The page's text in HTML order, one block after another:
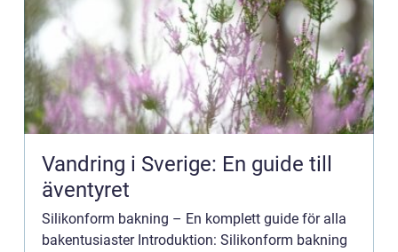
Vandring i Sverige: En guide till
äventyret
Silikonform bakning – En komplett guide för alla
bakentusiaster Introduktion: Silikonform bakning